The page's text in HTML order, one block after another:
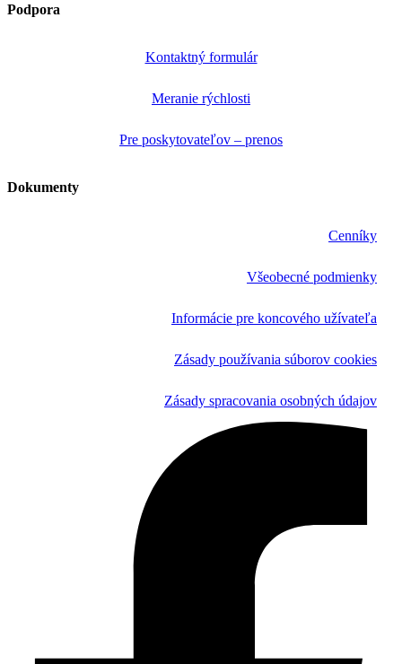
Podpora
Kontaktný formulár
Meranie rýchlosti
Pre poskytovateľov – prenos
Dokumenty
Cenníky
Všeobecné podmienky
Informácie pre koncového užívateľa
Zásady používania súborov cookies
Zásady spracovania osobných údajov